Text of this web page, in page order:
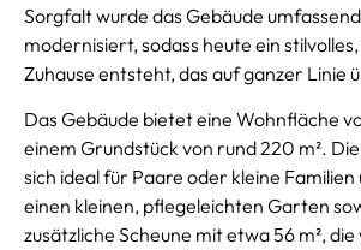
Sorgfalt wurde das Gebäude
modernisiert, sodass heute ein
Zuhause entsteht, das auf ganzer Linie
Das Gebäude bietet eine Wohnfläche
einem Grundstück von rund 220 m².
sich ideal für Paare oder kleine
einen kleinen, pflegeleichten Garten
zusätzliche Scheune mit etwa 56 m²,